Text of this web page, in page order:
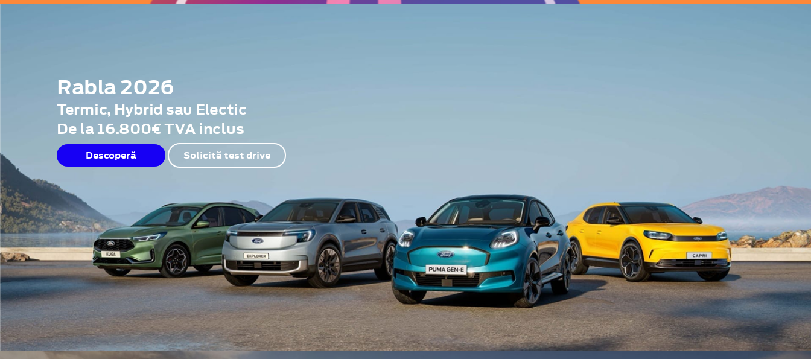
Rabla 2026
Termic, Hybrid sau Electic
De la 16.800€ TVA inclus
Descoperă Solicită test drive